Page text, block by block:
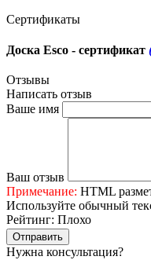
Сертификаты
Доска Esco - cертификат
Отзывы
Написать отзыв
Ваше имя
Ваш отзыв
Примечание: HTML
Используйте обычный
Рейтинг: Плохо
Отправить
Нужна консультация?